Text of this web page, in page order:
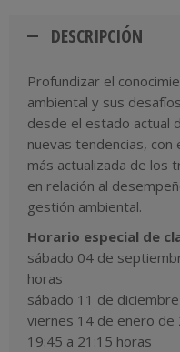
DESCRIPCIÓN
Profundizar el
ambiental y sus
desde el estado actual
nuevas tendencias, con
más actualizada de los
en relación al
gestión ambiental.
Horario especial de
sábado 04 de
horas
sábado 11 de
viernes 14 de enero de
19:45 a 21:15 horas